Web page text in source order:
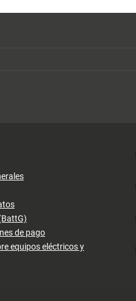
de pago
equipos eléctricos y